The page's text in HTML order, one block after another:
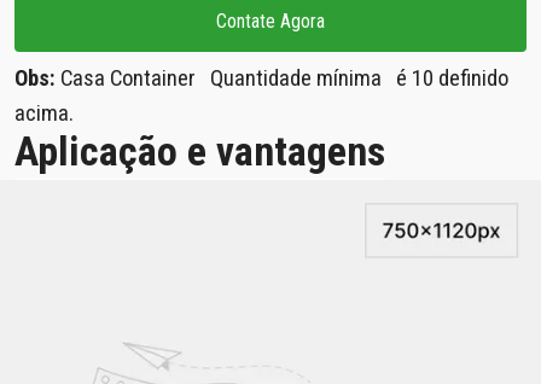
Contate Agora
Obs: Casa Container Quantidade mínima
é 10 definido
acima.
Aplicação e vantagens